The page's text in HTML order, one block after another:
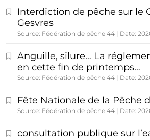
Interdiction de pêche sur le
Gesvres
Source: Fédération de pêche 44 Date:
Anguille, silure… La
en cette fin de printemps…
Source: Fédération de pêche 44 Date:
Fête Nationale de la Pêche
Source: Fédération de pêche 44 Date:
consultation publique sur